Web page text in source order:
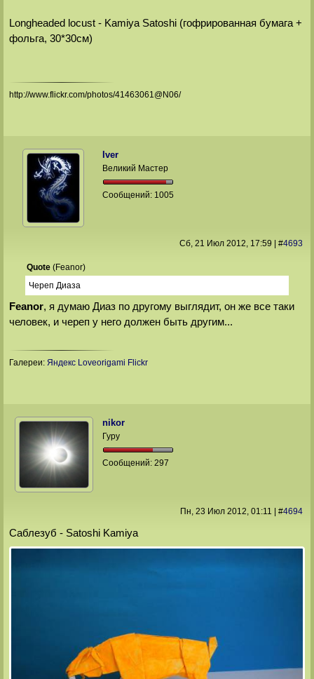
Longheaded locust - Kamiya Satoshi (гофрированная бумага +
фольга, 30*30см)
http://www.flickr.com/photos/41463061@N06/
Iver
Великий Мастер
Сообщений: 1005
Сб, 21 Июл 2012 , 17:59 | #4693
Quote(Feanor)
Череп Диаза
Feanor, я думаю Диаз по другому выглядит, он же все таки
человек, и череп у него должен быть другим...
Галереи: Яндекс Loveorigami Flickr
nikor
Гуру
Сообщений:297
Пн, 23 Июл 2012 , 01:11 | #4694
Cаблезуб - Satoshi Kamiya